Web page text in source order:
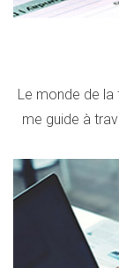
Le monde de la
me guide à